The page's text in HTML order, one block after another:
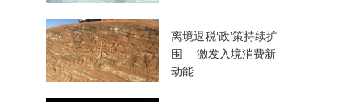
离境退税‘政’策持续扩
围 —激发入境消费新
动能